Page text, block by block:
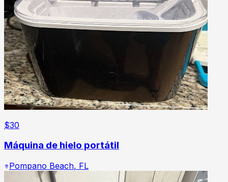
$30
Máquina de hielo portátil
Pompano Beach, FL